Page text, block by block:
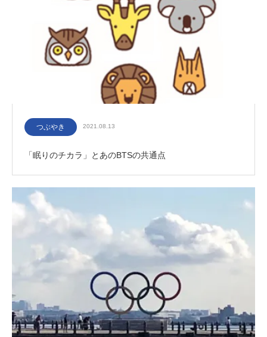
つぶやき 2021.08.13
「眠りのチカラ」とあのBTSの共通点